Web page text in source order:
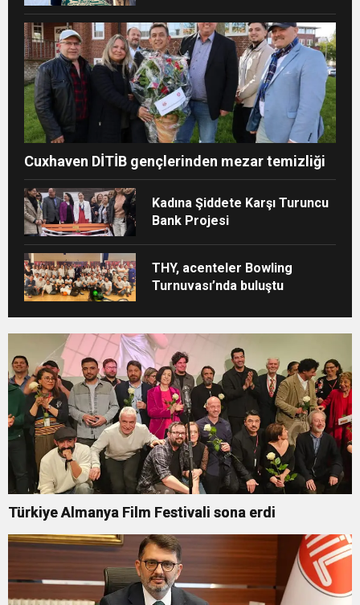
Cuxhaven DİTİB gençlerinden mezar temizliği
Kadına Şiddete Karşı Turuncu
Bank Projesi
THY, acenteler Bowling
Turnuvası’nda buluştu
Türkiye Almanya Film Festivali sona erdi